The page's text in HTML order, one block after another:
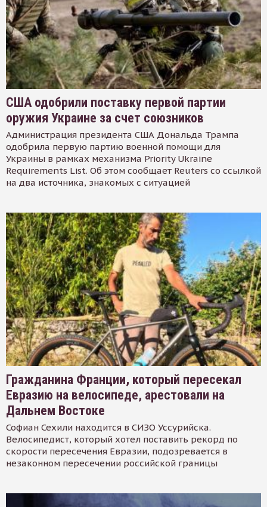
США одобрили поставку первой партии
оружия Украине за счет союзников
Администрация президента США Дональда Трампа
одобрила первую партию военной помощи для
Украины в рамках механизма Priority Ukraine
Requirements List. Об этом сообщает Reuters со ссылкой
на два источника, знакомых с ситуацией
Гражданина Франции, который пересекал
Евразию на велосипеде, арестовали на
Дальнем Востоке
Софиан Сехили находится в СИЗО Уссурийска.
Велосипедист, который хотел поставить рекорд по
скорости пересечения Евразии, подозревается в
незаконном пересечении российской границы